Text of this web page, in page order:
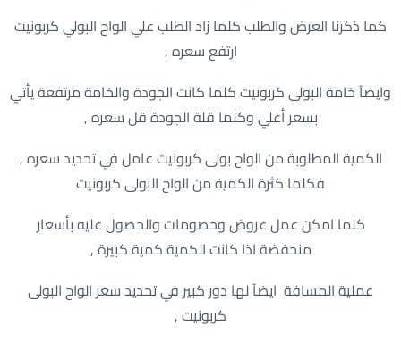
كما ذكرنا العرض والطلب كلما زاد الطلب علي الواح البولي كربونيت
ارتفع سعره ,
وايضآ خامة البولى كربونيت كلما كانت الجودة والخامة مرتفعة يأتي
بسعر أعلي وكلما قلة الجودة قل سعره ,
الكمية المطلوبة من الواح بولى كربونيت عامل في تحديد سعره ,
فكلما كثرة الكمية من الواح البولى كربونيت
كلما امكن عمل عروض وخصومات والحصول عليه بأسعار
منخفضة اذا كانت الكمية كمية كبيرة ,
عملية المسافة ايضآ لها دور كبير في تحديد سعر الواح البولى
كربونيت ,